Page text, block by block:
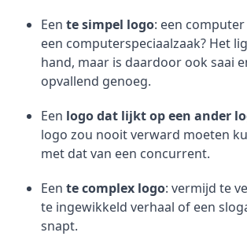
Een te simpel logo: een
een computerspeciaalzaak? Het
hand, maar is daardoor ook saai
opvallend genoeg.
Een logo dat lijkt op een ander
logo zou nooit verward moeten
met dat van een concurrent.
Een te complex logo: vermijd te
te ingewikkeld verhaal of een
snapt.